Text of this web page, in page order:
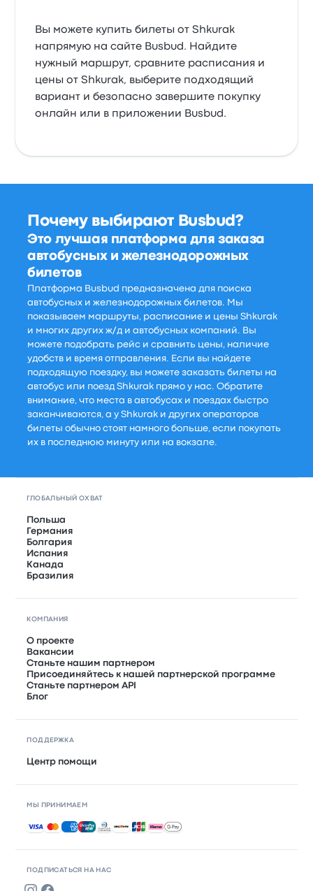
Вы можете купить билеты от Shkurak
напрямую на сайте Busbud. Найдите
нужный маршрут, сравните расписания и
цены от Shkurak, выберите подходящий
вариант и безопасно завершите покупку
онлайн или в приложении Busbud.
Почему выбирают Busbud?
Это лучшая платформа для заказа
автобусных и железнодорожных
билетов
Платформа Busbud предназначена для поиска
автобусных и железнодорожных билетов. Мы
показываем маршруты, расписание и цены Shkurak
и многих других ж/д и автобусных компаний. Вы
можете подобрать рейс и сравнить цены, наличие
удобств и время отправления. Если вы найдете
подходящую поездку, вы можете заказать билеты на
автобус или поезд Shkurak прямо у нас. Обратите
внимание, что места в автобусах и поездах быстро
заканчиваются, а у Shkurak и других операторов
билеты обычно стоят намного больше, если покупать
их в последнюю минуту или на вокзале.
ПОДПИСАТЬСЯ НА НАС
ГЛОБАЛЬНЫЙ ОХВАТ
Польша
Германия
Болгария
Испания
Канада
Бразилия
КОМПАНИЯ
О проекте
Вакансии
Станьте нашим партнером
Присоединяйтесь к нашей партнерской программе
Станьте партнером API
Блог
ПОДДЕРЖКА
Центр помощи
МЫ ПРИНИМАЕМ
Принимаемые способы оплаты